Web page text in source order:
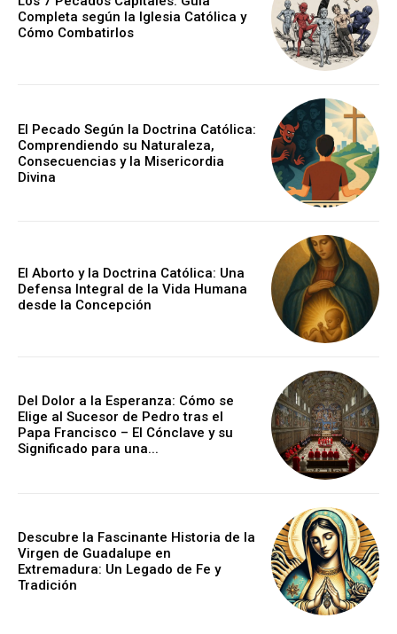
Completa según la Iglesia Católica y
Cómo Combatirlos
El Pecado Según la Doctrina Católica:
Comprendiendo su Naturaleza,
Consecuencias y la Misericordia
Divina
El Aborto y la Doctrina Católica: Una
Defensa Integral de la Vida Humana
desde la Concepción
Del Dolor a la Esperanza: Cómo se
Elige al Sucesor de Pedro tras el
Papa Francisco – El Cónclave y su
Significado para una...
Descubre la Fascinante Historia de la
Virgen de Guadalupe en
Extremadura: Un Legado de Fe y
Tradición